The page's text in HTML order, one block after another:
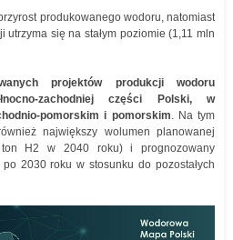
produkowanego wodoru, natomiast
się na stałym poziomie (1,11 mln
projektów produkcji wodoru
zachodniej części Polski, w
pomorskim i pomorskim. Na tym
największy wolumen planowanej
H2 w 2040 roku) i prognozowany
2030 roku w stosunku do pozostałych